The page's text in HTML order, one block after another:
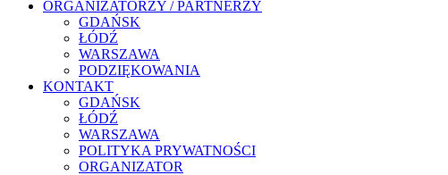
ORGANIZATORZY / PARTNERZY
GDAŃSK
ŁÓDŹ
WARSZAWA
PODZIĘKOWANIA
KONTAKT
GDAŃSK
ŁÓDŹ
WARSZAWA
POLITYKA PRYWATNOŚCI
ORGANIZATOR